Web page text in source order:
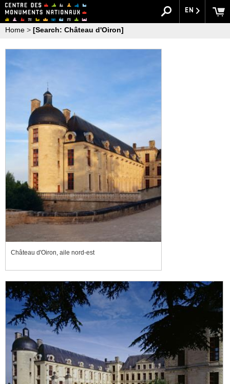
EN
Home > [Search: Château d'Oiron]
Château d'Oiron, aile nord-est